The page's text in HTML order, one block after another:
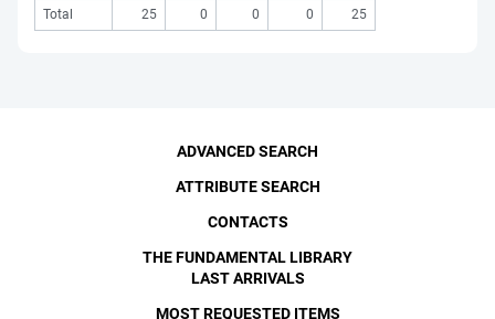
Total
25 0 0 0 25
ADVANCED SEARCH
ATTRIBUTE SEARCH
CONTACTS
THE FUNDAMENTAL LIBRARY
LAST ARRIVALS
MOST REQUESTED ITEMS